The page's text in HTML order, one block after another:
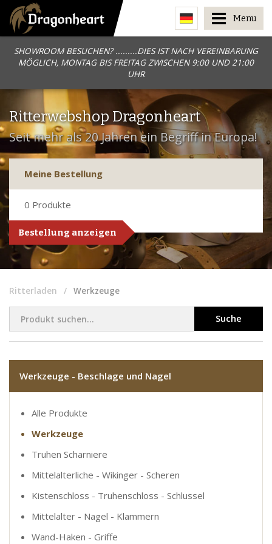
SHOWROOM BESUCHEN? .........DIES IST NACH VEREINBARUNG
MÖGLICH, MONTAG BIS FREITAG ZWISCHEN 9:00 UND 21:00
UHR
Menu
Ritterwebshop Dragonheart
Seit mehr als 20 Jahren ein Begriff in Europa!
Meine Bestellung
0 Produkte
Bestellung anzeigen
Ritterladen Werkzeuge
Suche
Werkzeuge - Beschlage und Nagel
Alle Produkte
Werkzeuge
Truhen Scharniere
Mittelalterliche - Wikinger - Scheren
Kistenschloss - Truhenschloss - Schlussel
Mittelalter - Nagel - Klammern
Wand-Haken - Griffe